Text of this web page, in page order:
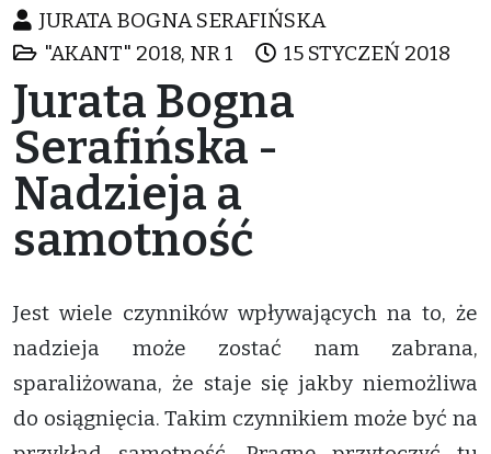
JURATA BOGNA SERAFIŃSKA
"AKANT" 2018, NR 1
15 STYCZEŃ 2018
Jurata Bogna
Serafińska -
Nadzieja a
samotność
Jest wiele czynników wpływających na to, że
nadzieja może zostać nam zabrana,
sparaliżowana, że staje się jakby niemożliwa
do osiągnięcia. Takim czynnikiem może być na